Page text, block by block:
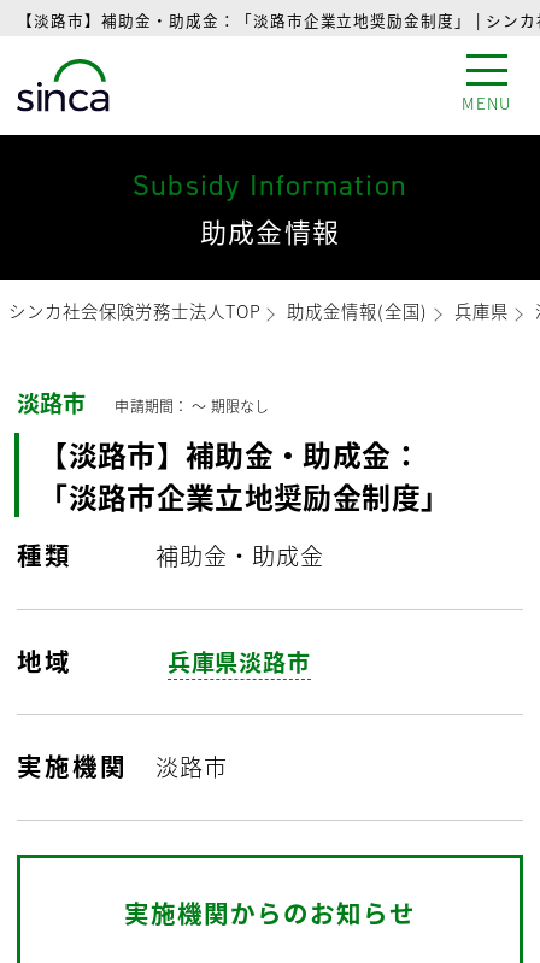
【淡路市】補助金・助成金：「淡路市企業立地奨励金制度」 | シン
MENU
Subsidy Information
助成金情報
シンカ社会保険労務士法人TOP 助成金情報(全国) 兵庫県
淡路市 申請期間： 〜 期限なし
【淡路市】補助金・助成金：
「淡路市企業立地奨励金制度」
種類 補助金・助成金
地域 兵庫県淡路市
実施機関 淡路市
実施機関からのお知らせ